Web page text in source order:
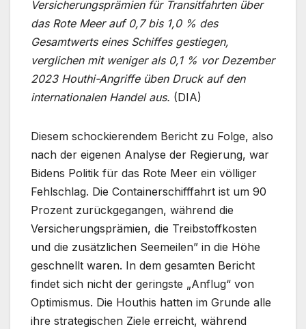
Versicherungsprämien für Transitfahrten über
das Rote Meer auf 0,7 bis 1,0 % des
Gesamtwerts eines Schiffes gestiegen,
verglichen mit weniger als 0,1 % vor Dezember
2023 Houthi-Angriffe üben Druck auf den
internationalen Handel aus. (DIA)
Diesem schockierendem Bericht zu Folge, also
nach der eigenen Analyse der Regierung, war
Bidens Politik für das Rote Meer ein völliger
Fehlschlag. Die Containerschifffahrt ist um 90
Prozent zurückgegangen, während die
Versicherungsprämien, die Treibstoffkosten
und die zusätzlichen Seemeilen” in die Höhe
geschnellt waren. In dem gesamten Bericht
findet sich nicht der geringste „Anflug“ von
Optimismus. Die Houthis hatten im Grunde alle
ihre strategischen Ziele erreicht, während